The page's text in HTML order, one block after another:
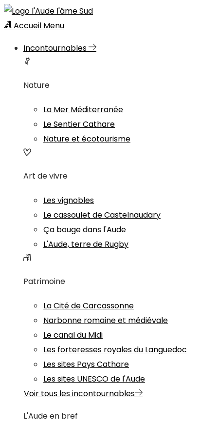
Accueil Menu
Incontournables
Nature
La Mer Méditerranée
Le Sentier Cathare
Nature et écotourisme
Art de vivre
Les vignobles
Le cassoulet de Castelnaudary
Ça bouge dans l'Aude
L'Aude, terre de Rugby
Patrimoine
La Cité de Carcassonne
Narbonne romaine et médiévale
Le canal du Midi
Les forteresses royales du Languedoc
Les sites Pays Cathare
Les sites UNESCO de l'Aude
Voir tous les incontournables
L'Aude en bref